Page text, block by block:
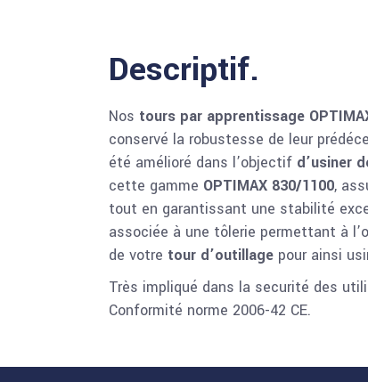
Descriptif.
Nos tours par apprentissage
conservé la robustesse de leur
été amélioré dans l’objectif d’usiner
cette gamme OPTIMAX 830/1100,
tout en garantissant une stabilité
associée à une tôlerie permettant à
de votre tour d’outillage pour ainsi
Très impliqué dans la securité des
Conformité norme 2006-42 CE.